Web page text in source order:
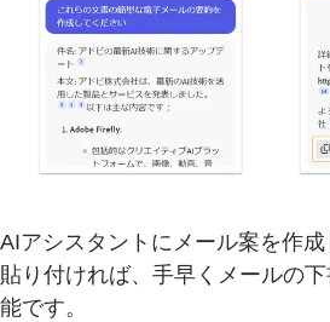
AIアシスタントにメール案を作
貼り付ければ、手早くメールの
能です。